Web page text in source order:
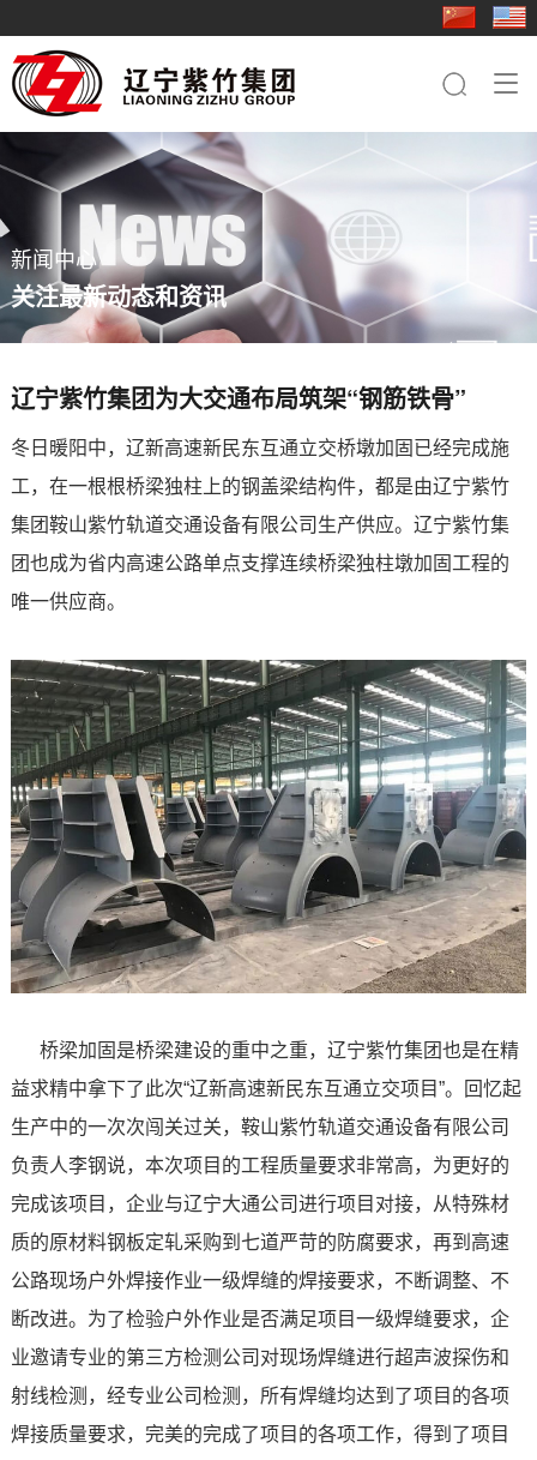

走进紫竹
集团简介
品牌文化
员工关怀
紫竹影像
新闻中心
集团快讯
行业动态
业务板块
钢铁板块
桩工机械板块
农业机械板块
贸易板块
行业应用
基础工程
电力铁塔
船舶
轨道交通
装备制造
成员企业
紫竹三轧
科技型钢
重型特钢
轻型特钢
紫竹装备
紫竹农装
紫竹国贸
紫竹物资
人力资源
人才理念
社会招聘
简历投递
联系我们
钢铁板块
桩工机械板块
农业机械板块
新闻中心
关注最新动态和资讯
辽宁紫竹集团为大交通布局筑架“钢筋铁骨”
冬日暖阳中，辽新高速新民东互通立交桥墩加固已经完成施
工，在一根根桥梁独柱上的钢盖梁结构件，都是由辽宁紫竹
集团鞍山紫竹轨道交通设备有限公司生产供应。辽宁紫竹集
团也成为省内高速公路单点支撑连续桥梁独柱墩加固工程的
唯一供应商。
桥梁加固是桥梁建设的重中之重，辽宁紫竹集团也是在精
益求精中拿下了此次“辽新高速新民东互通立交项目”。回忆起
生产中的一次次闯关过关，鞍山紫竹轨道交通设备有限公司
负责人李钢说，本次项目的工程质量要求非常高，为更好的
完成该项目，企业与辽宁大通公司进行项目对接，从特殊材
质的原材料钢板定轧采购到七道严苛的防腐要求，再到高速
公路现场户外焊接作业一级焊缝的焊接要求，不断调整、不
断改进。为了检验户外作业是否满足项目一级焊缝要求，企
业邀请专业的第三方检测公司对现场焊缝进行超声波探伤和
射线检测，经专业公司检测，所有焊缝均达到了项目的各项
焊接质量要求，完美的完成了项目的各项工作，得到了项目